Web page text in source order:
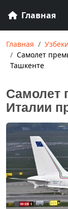
Главная
Главная
Самолет
Ташкенте
Самолет
Италии